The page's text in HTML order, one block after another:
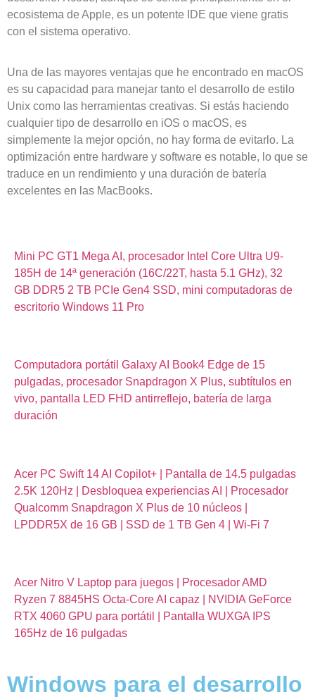
ecosistema de Apple, es un potente IDE que viene gratis
con el sistema operativo.
Una de las mayores ventajas que he encontrado en macOS
es su capacidad para manejar tanto el desarrollo de estilo
Unix como las herramientas creativas. Si estás haciendo
cualquier tipo de desarrollo en iOS o macOS, es
simplemente la mejor opción, no hay forma de evitarlo. La
optimización entre hardware y software es notable, lo que se
traduce en un rendimiento y una duración de batería
excelentes en las MacBooks.
Mini PC GT1 Mega AI, procesador Intel Core Ultra U9-
185H de 14ª generación (16C/22T, hasta 5.1 GHz), 32
GB DDR5 2 TB PCIe Gen4 SSD, mini computadoras de
escritorio Windows 11 Pro
Computadora portátil Galaxy AI Book4 Edge de 15
pulgadas, procesador Snapdragon X Plus, subtítulos en
vivo, pantalla LED FHD antirreflejo, batería de larga
duración
Acer PC Swift 14 AI Copilot+ | Pantalla de 14.5 pulgadas
2.5K 120Hz | Desbloquea experiencias AI | Procesador
Qualcomm Snapdragon X Plus de 10 núcleos |
LPDDR5X de 16 GB | SSD de 1 TB Gen 4 | Wi-Fi 7
Acer Nitro V Laptop para juegos | Procesador AMD
Ryzen 7 8845HS Octa-Core AI capaz | NVIDIA GeForce
RTX 4060 GPU para portátil | Pantalla WUXGA IPS
165Hz de 16 pulgadas
Windows para el desarrollo